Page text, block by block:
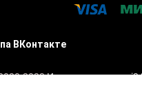
ВКонтакте
2023Интернет магазин